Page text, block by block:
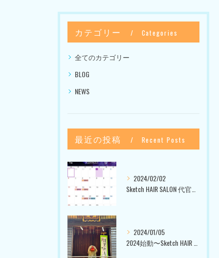
カテゴリー Categories
全てのカテゴリー
BLOG
NEWS
最近の投稿 Recent Posts
2024/02/02
2024/01/05